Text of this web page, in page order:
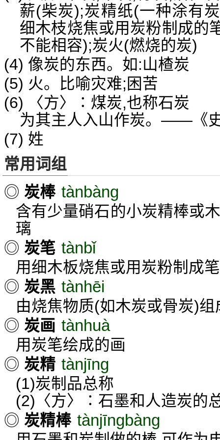
薪(柴炭);炭精纸(一种涂有
细木枝烧焦或用炭粉制成的
不能相容);炭火(燃烧的炭)
(4) 像炭的东西。如:山楂炭
(5) 火。比喻灾难;困苦
(6) 〈方〉∶煤炭,也称石炭
为其主人入山作炭。——《
(7) 姓
常用词组
◎ 炭棒 tànbàng
含有少量硝石的小炭精棒或
璃
◎ 炭笔 tànbǐ
用细木板烧焦或用炭粉制成笔
◎ 炭黑 tànhēi
由烧焦物质(如木炭或骨炭)
◎ 炭画 tànhuà
用炭笔绘成的画
◎ 炭精 tànjīng
(1)炭制品总称
(2)〈方〉∶石墨和人造炭的
◎ 炭精棒 tànjīngbàng